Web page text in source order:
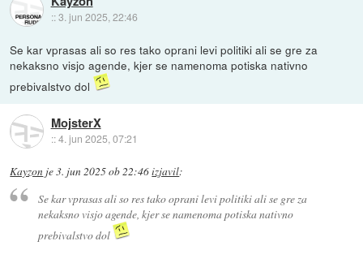
::3. jun 2025, 22:46
Se kar vprasas ali so res tako oprani levi politiki ali se gre za
nekaksno visjo agende, kjer se namenoma potiska nativno
prebivalstvo dol
MojsterX
::4. jun 2025, 07:21
Kayzon je3. jun 2025 ob 22:46izjavil:
Se kar vprasas ali so res tako oprani levi politiki ali se gre za
nekaksno visjo agende, kjer se namenoma potiska nativno
prebivalstvo dol